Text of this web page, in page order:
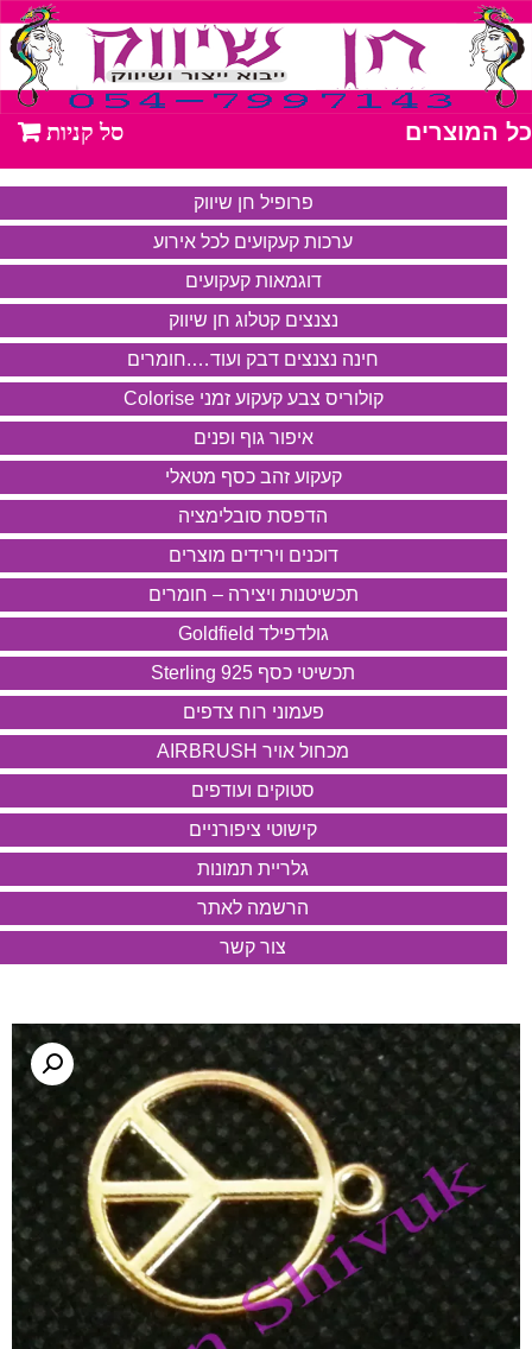
כל המוצרים
פרופיל חן שיווק
ערכות קעקועים לכל אירוע
דוגמאות קעקועים
נצנצים קטלוג חן שיווק
חינה נצנצים דבק ועוד….חומרים
קולוריס צבע קעקוע זמני Colorise
איפור גוף ופנים
קעקוע זהב כסף מטאלי
הדפסת סובלימציה
דוכנים וירידים מוצרים
תכשיטנות ויצירה – חומרים
גולדפילד Goldfield
תכשיטי כסף 925 Sterling
פעמוני רוח צדפים
מכחול אויר AIRBRUSH
סטוקים ועודפים
קישוטי ציפורניים
גלריית תמונות
הרשמה לאתר
צור קשר